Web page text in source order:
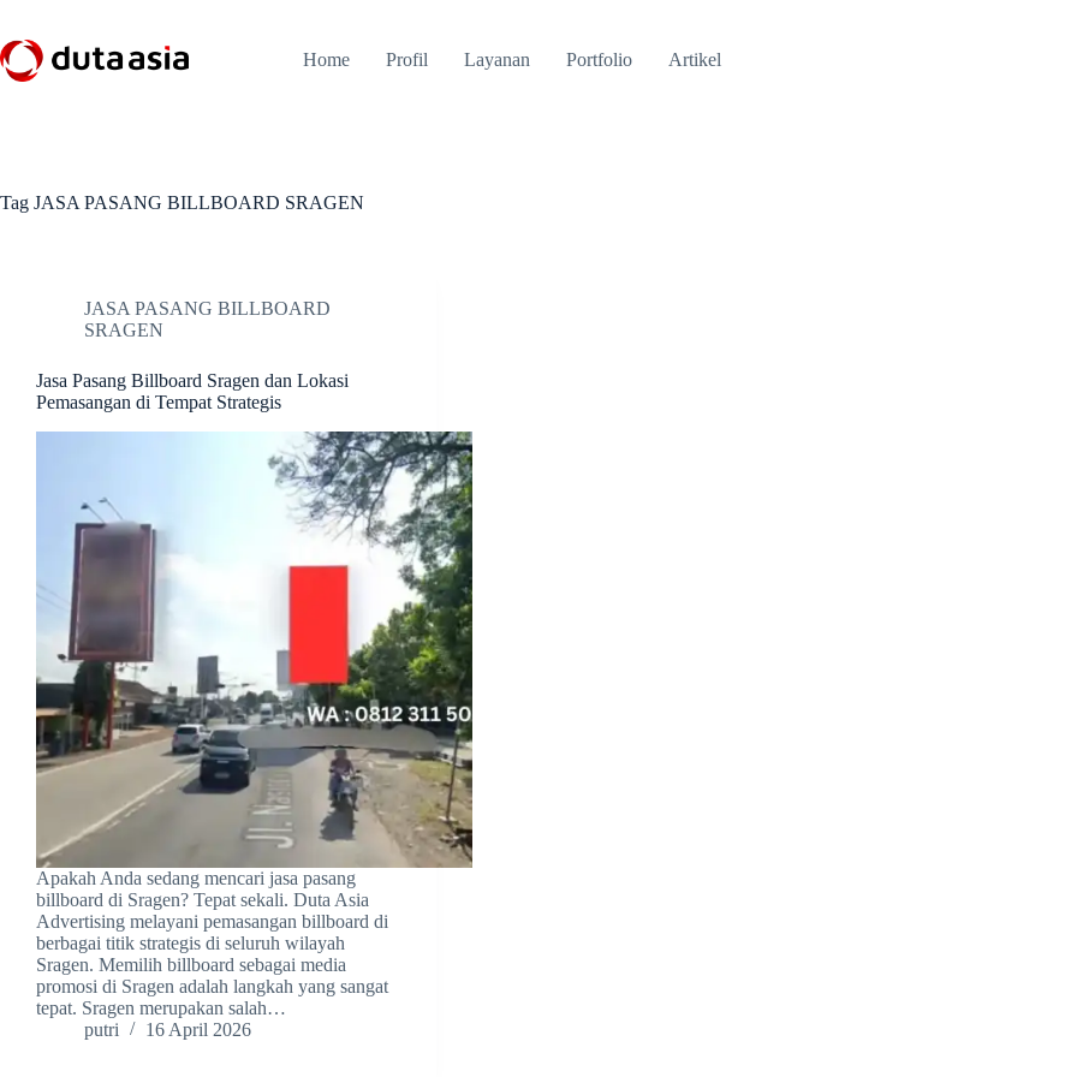
content
Home Profil Layanan Portfolio Artikel
Tag JASA PASANG BILLBOARD SRAGEN
JASA PASANG BILLBOARD
SRAGEN
Jasa Pasang Billboard Sragen dan Lokasi
Pemasangan di Tempat Strategis
Apakah Anda sedang mencari jasa pasang
billboard di Sragen? Tepat sekali. Duta Asia
Advertising melayani pemasangan billboard di
berbagai titik strategis di seluruh wilayah
Sragen. Memilih billboard sebagai media
promosi di Sragen adalah langkah yang sangat
tepat. Sragen merupakan salah…
putri
16 April 2026